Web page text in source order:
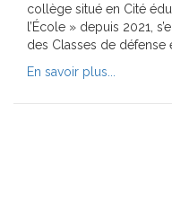
collège situé en Cité
l’École » depuis 2021,
des Classes de défense
En savoir plus...